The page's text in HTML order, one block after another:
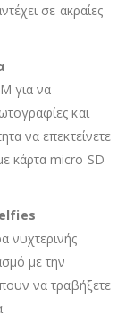
σε ακραίες
για να
και
να επεκτείνετε
κάρτα micro SD
νυχτερινής
με την
να τραβήξετε